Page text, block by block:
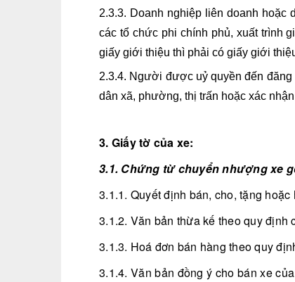
2.3.3. Doanh nghiệp liên doanh
các tổ chức phi chính phủ, xuất trình
giấy giới thiệu thì phải có giấy giới
2.3.4. Người được uỷ quyền đến
dân xã, phường, thị trấn hoặc xác
3. Giấy tờ của xe:
3.1. Chứng từ chuyển nhượng xe
3.1.1. Quyết định bán, cho, tặng
3.1.2. Văn bản thừa kế theo quy định
3.1.3. Hoá đơn bán hàng theo quy
3.1.4. Văn bản đồng ý cho bán xe